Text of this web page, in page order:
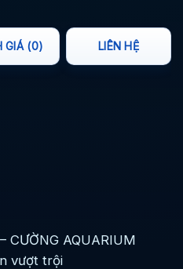
GIÁ (0) LIÊN HỆ
CƯỜNG AQUARIUM
vượt trội